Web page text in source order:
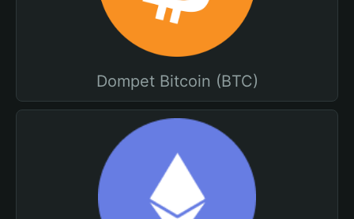
Dompet Bitcoin (BTC)